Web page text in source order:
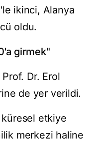
ikinci, Alanya
oldu.
girmek"
Prof. Dr. Erol
de yer verildi.
küresel etkiye
merkezi haline